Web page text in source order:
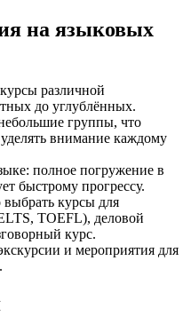
на языковых
различной
до углублённых.
группы, что
внимание каждому
полное погружение в
быстрому прогрессу.
курсы для
TOEFL), деловой
курс.
и мероприятия для